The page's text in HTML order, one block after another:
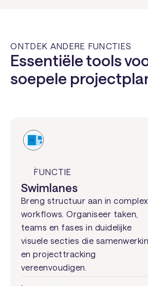
ONTDEK ANDERE FUNCTIES
Essentiële tools
soepele
FUNCTIE
Swimlanes
Breng structuur aan in
workflows. Organiseer taken,
teams en fases in duidelijke
visuele secties die
en projecttracking
vereenvoudigen.